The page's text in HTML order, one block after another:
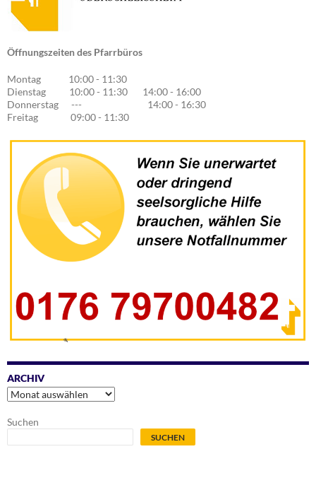
Öffnungszeiten des Pfarrbüros
Montag 10:00 - 11:30
Dienstag 10:00 - 11:30 14:00 - 16:00
Donnerstag --- 14:00 - 16:30
Freitag 09:00 - 11:30
ARCHIV
Archiv
Suchen
SUCHEN